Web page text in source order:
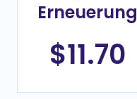
Erneuerung
$11.70